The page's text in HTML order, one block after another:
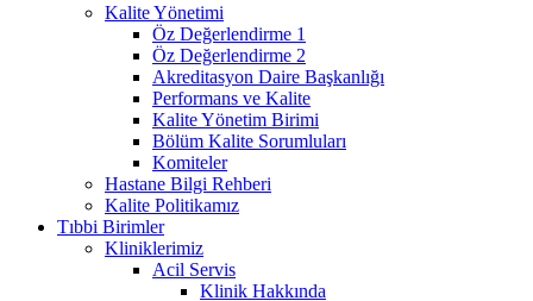
Kalite Yönetimi
Öz Değerlendirme 1
Öz Değerlendirme 2
Akreditasyon Daire Başkanlığı
Performans ve Kalite
Kalite Yönetim Birimi
Bölüm Kalite Sorumluları
Komiteler
Hastane Bilgi Rehberi
Kalite Politikamız
Tıbbi Birimler
Kliniklerimiz
Acil Servis
Klinik Hakkında